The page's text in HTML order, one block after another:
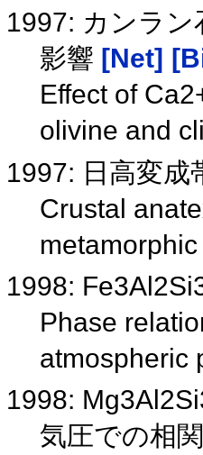
1997: カンラ
影響 [Net]
Effect of
olivine and
1997: 日高変
Crustal
1998:
Phase
atmospheric
1998:
気圧での相